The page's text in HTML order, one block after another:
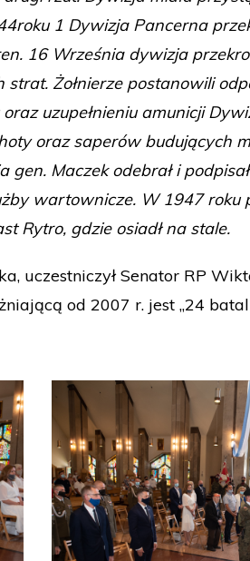
1 Dywizja Pancerna
16 Września dywizja
Żołnierze postanowili
uzupełnieniu amunicji
oraz saperów budujących
Maczek odebrał i
wartownicze. W 1947
Rytro, gdzie osiadł na stale.
uczestniczył Senator RP
od 2007 r. jest „24